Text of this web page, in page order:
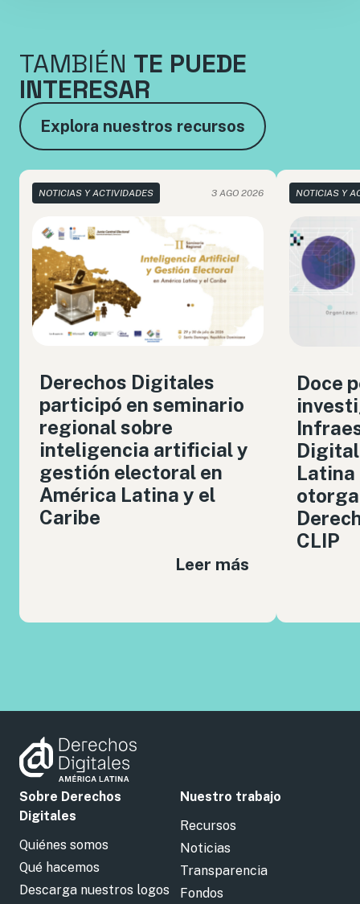
TAMBIÉN TE PUEDE
INTERESAR
Explora nuestros recursos
NOTICIAS Y ACTIVIDADES 3 AGO 2026
Derechos Digitales
participó en seminario
regional sobre
inteligencia artificial y
gestión electoral en
América Latina y el
Caribe
Leer más
NOTICIAS Y
Doce
Latina
CLIP
Sobre Derechos
Digitales
Quiénes somos
Qué hacemos
Descarga nuestros logos
Nuestro trabajo
Recursos
Noticias
Transparencia
Fondos